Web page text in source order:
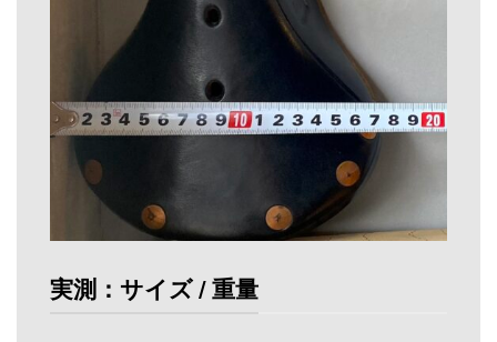
実測：サイズ / 重量